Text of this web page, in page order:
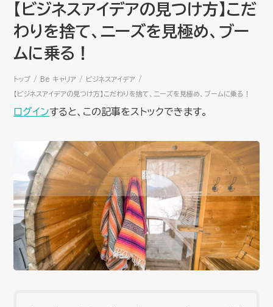
【ビジネスアイデアの見つけ方】こだ
わりを捨て、ニーズを見極め、ブー
ムに乗る！
トップ Be キャリア ビジネスアイデア
【ビジネスアイデアの見つけ方】こだわりを捨て、ニーズを見極め、ブームに乗る！
ログインすると、この記事をストックできます。